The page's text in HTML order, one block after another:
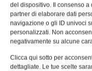
del dispositivo. Il consenso
partner di elaborare dati
navigazione o gli ID univoci
personalizzati. Non
negativamente su alcune
Clicca qui sotto per
dettagliate. Le tue scelte
Sew-Eurodrive
CM3C in una nuova
encoder integrato
Redazione 15/03/